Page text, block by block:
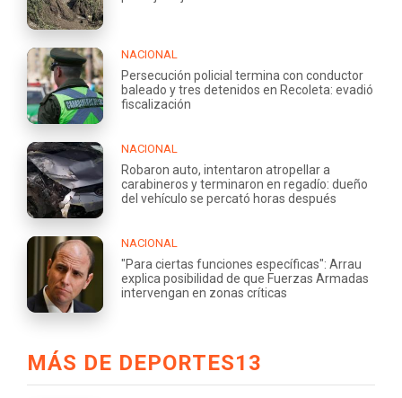
NACIONAL
Persecución policial termina con conductor
baleado y tres detenidos en Recoleta: evadió
fiscalización
NACIONAL
Robaron auto, intentaron atropellar a
carabineros y terminaron en regadío: dueño
del vehículo se percató horas después
NACIONAL
"Para ciertas funciones específicas": Arrau
explica posibilidad de que Fuerzas Armadas
intervengan en zonas críticas
MÁS DE DEPORTES13